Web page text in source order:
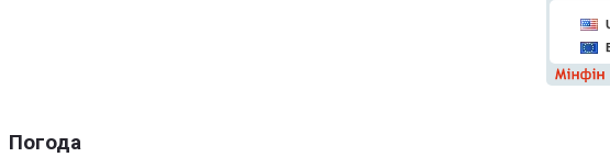
Погода